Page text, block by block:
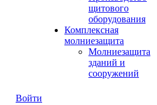
щитового
оборудования
Комплексная
молниезащита
Молниезащита
зданий и
сооружений
Войти